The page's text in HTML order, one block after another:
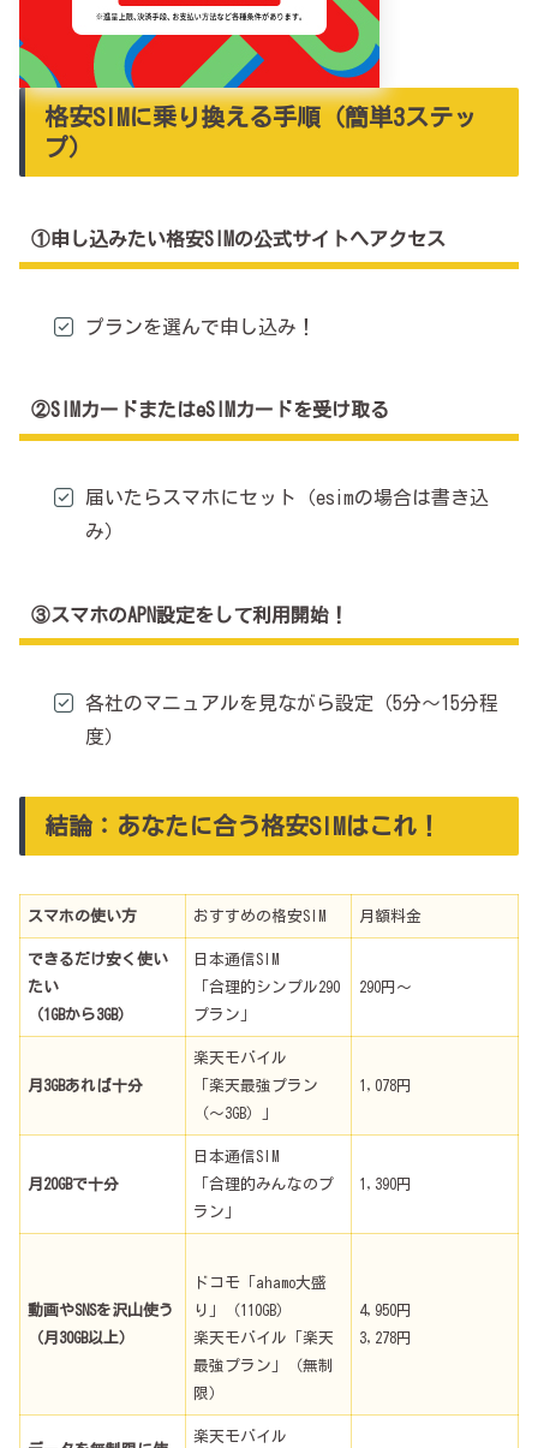
格安SIMに乗り換える手順（簡単3ステッ
プ）
①申し込みたい格安SIMの公式サイトへアクセス
プランを選んで申し込み！
②SIMカードまたはeSIMカードを受け取る
届いたらスマホにセット（esimの場合は書き込
み）
③スマホのAPN設定をして利用開始！
各社のマニュアルを見ながら設定（5分～15分程
度）
結論：あなたに合う格安SIMはこれ！
スマホの使い方 おすすめの格安SIM 月額料金
できるだけ安く使い
たい
（1GBから3GB）
日本通信SIM
「合理的シンプル290
プラン」
290円～
月3GBあれば十分
楽天モバイル
「楽天最強プラン
（～3GB）」
1,078円
月20GBで十分
日本通信SIM
「合理的みんなのプ
ラン」
1,390円
動画やSNSを沢山使う
（月30GB以上）
ドコモ「ahamo大盛
り」（110GB）
楽天モバイル「楽天
最強プラン」（無制
限）
4,950円
3,278円
楽天モバイル